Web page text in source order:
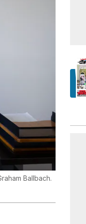
Ballbach.